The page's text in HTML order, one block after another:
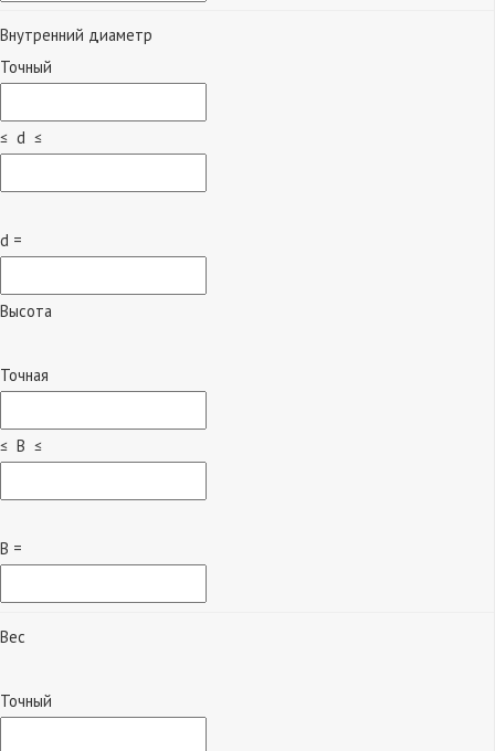
Внутренний диаметр
Точный
≤ d ≤
d =
Высота
Точная
≤ B ≤
B =
Вес
Точный